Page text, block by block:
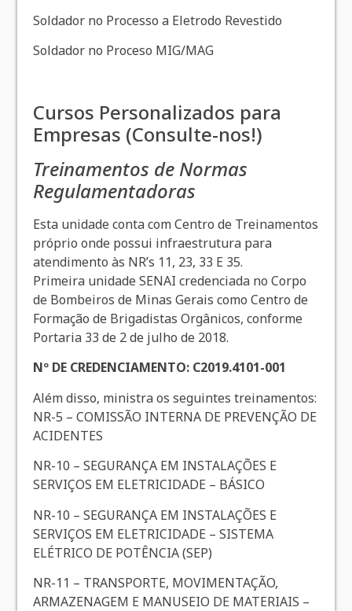
Soldador no Processo a Eletrodo Revestido
Soldador no Proceso MIG/MAG
Cursos Personalizados para
Empresas (Consulte-nos!)
Treinamentos de Normas
Regulamentadoras
Esta unidade conta com Centro de Treinamentos
próprio onde possui infraestrutura para
atendimento às NR’s 11, 23, 33 E 35.
Primeira unidade SENAI credenciada no Corpo
de Bombeiros de Minas Gerais como Centro de
Formação de Brigadistas Orgânicos, conforme
Portaria 33 de 2 de julho de 2018.
Nº DE CREDENCIAMENTO: C2019.4101-001
Além disso, ministra os seguintes treinamentos:
NR-5 – COMISSÃO INTERNA DE PREVENÇÃO DE
ACIDENTES
NR-10 – SEGURANÇA EM INSTALAÇÕES E
SERVIÇOS EM ELETRICIDADE – BÁSICO
NR-10 – SEGURANÇA EM INSTALAÇÕES E
SERVIÇOS EM ELETRICIDADE – SISTEMA
ELÉTRICO DE POTÊNCIA (SEP)
NR-11 – TRANSPORTE, MOVIMENTAÇÃO,
ARMAZENAGEM E MANUSEIO DE MATERIAIS –